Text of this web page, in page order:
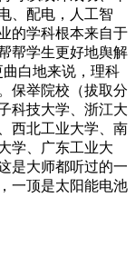
、配电，人工智
的学科根本来自于
帮学生更好地舆解
曲白地来说，理科
保举院校（拔取分
科技大学、浙江大
西北工业大学、南
学、广东工业大
是大师都听过的一
一顶是太阳能电池